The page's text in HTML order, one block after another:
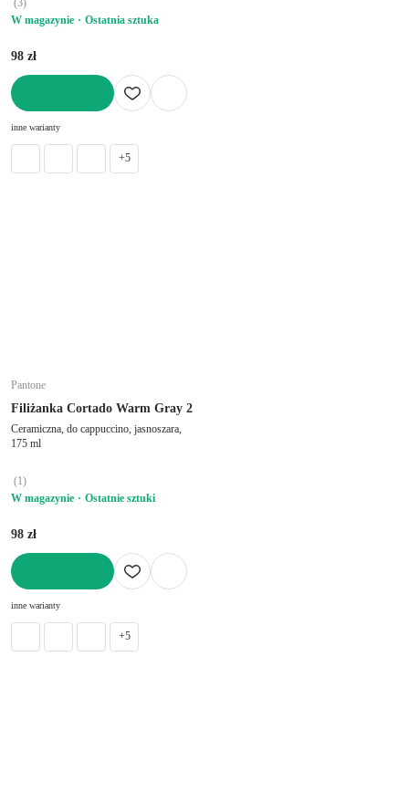
(3)
W magazynie
Ostatnia sztuka
98 zł
inne warianty
+5
Pantone
Filiżanka Cortado Warm Gray 2
Ceramiczna, do cappuccino, jasnoszara,
175 ml
(1)
W magazynie
Ostatnie sztuki
98 zł
inne warianty
+5